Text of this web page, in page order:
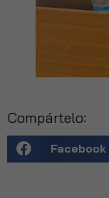
Compártelo:
Facebook